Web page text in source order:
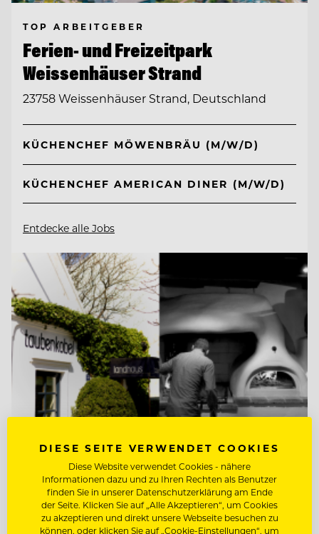
TOP ARBEITGEBER
Ferien- und Freizeitpark
Weissenhäuser Strand
23758 Weissenhäuser Strand, Deutschland
KÜCHENCHEF MÖWENBRÄU (M/W/D)
KÜCHENCHEF AMERICAN DINER (M/W/D)
Entdecke alle Jobs
TOP ARBEITGEBER
Taubenkobel
DIESE SEITE VERWENDET COOKIES
Diese Website verwendet Cookies - nähere
Informationen dazu und zu Ihren Rechten als Benutzer
finden Sie in unserer Datenschutzerklärung am Ende
der Seite. Klicken Sie auf „Alle Akzeptieren“, um Cookies
zu akzeptieren und direkt unsere Webseite besuchen zu
können, oder klicken Sie auf „Cookie-Einstellungen“, um